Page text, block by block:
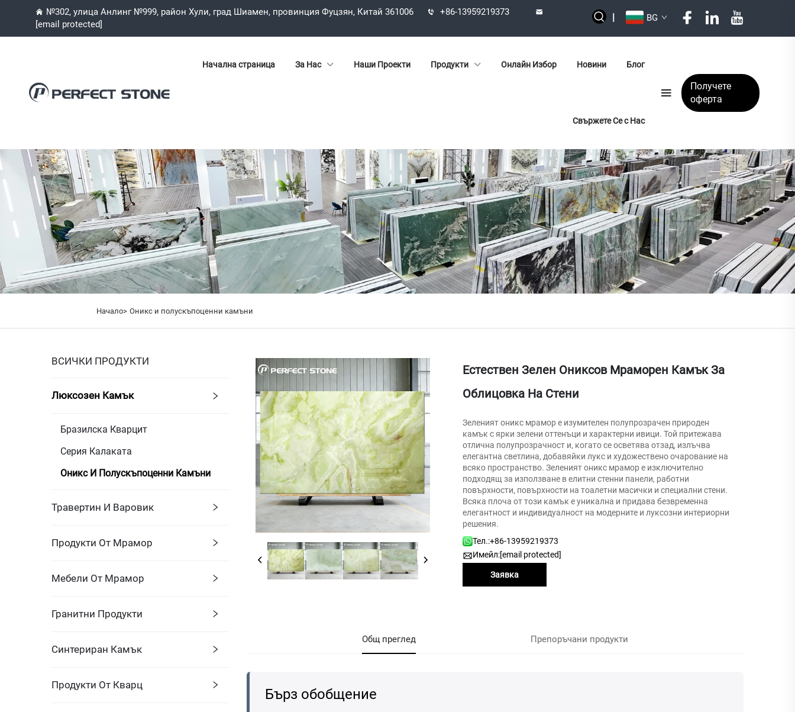
№302, улица Анлинг №999, район Хули, град Шиамен, провинция Фуцзян, Китай 361006
+86-13959219373
[email protected]
| BG
Начална страница За Нас Наши Проекти Продукти Онлайн Избор Новини Блог
Свържете Се с Нас
Получете
оферта
Начало> Оникс и полускъпоценни камъни
ВСИЧКИ ПРОДУКТИ
Люксозен Камък
Бразилска Кварцит
Серия Калаката
Оникс И Полускъпоценни Камъни
Травертин И Варовик
Продукти От Мрамор
Мебели От Мрамор
Гранитни Продукти
Синтериран Камък
Продукти От Кварц
Естествен Зелен Ониксов Мраморен Камък За
Облицовка На Стени
Зеленият оникс мрамор е изумителен полупрозрачен природен
камък с ярки зелени оттенъци и характерни ивици. Той притежава
отлична полупрозрачност и, когато се осветява отзад, излъчва
елегантна светлина, добавяйки лукс и художествено очарование на
всяко пространство. Зеленият оникс мрамор е изключително
подходящ за използване в елитни стенни панели, работни
повърхности, повърхности на тоалетни масички и специални стени.
Всяка плоча от този камък е уникална и придава безвременна
елегантност и индивидуалност на модерните и луксозни интериорни
решения.
Тел.:+86-13959219373
Имейл:[email protected]
Заявка
Общ преглед Препоръчани продукти
Бърз обобщение